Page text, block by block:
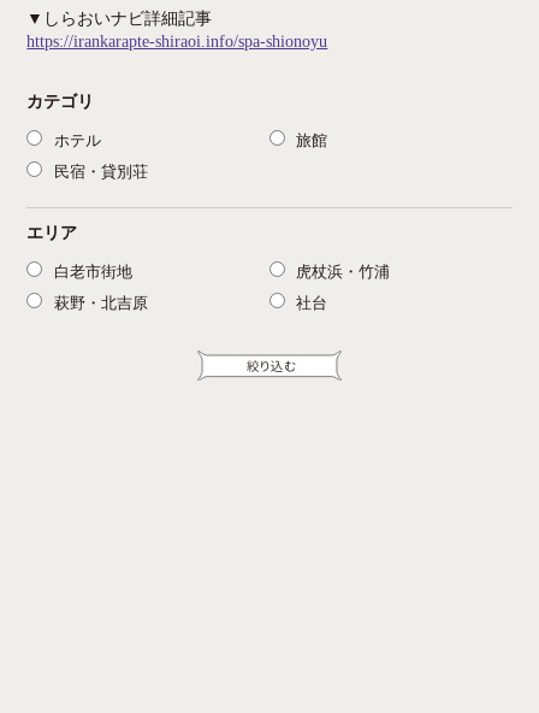
カテゴリ
ホテル
旅館
民宿・貸別荘
エリア
白老市街地
虎杖浜・竹浦
萩野・北吉原
社台
▼しらおいナビ詳細記事
https://irankarapte-shiraoi.info/spa-shionoyu